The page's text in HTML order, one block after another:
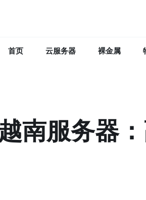
首页 云服务器 裸金属
南服务器